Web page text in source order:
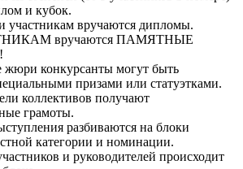
и кубок.
участникам вручаются дипломы.
вручаются ПАМЯТНЫЕ
жюри конкурсанты могут быть
призами или статуэтками.
коллективов получают
грамоты.
разбиваются на блоки
категории и номинации.
и руководителей происходит